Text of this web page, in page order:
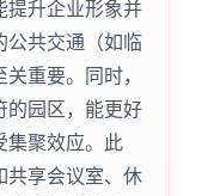
提升企业形象并
公共交通（如临
重要。同时，
的园区，能更好
集聚效应。此
共享会议室、休